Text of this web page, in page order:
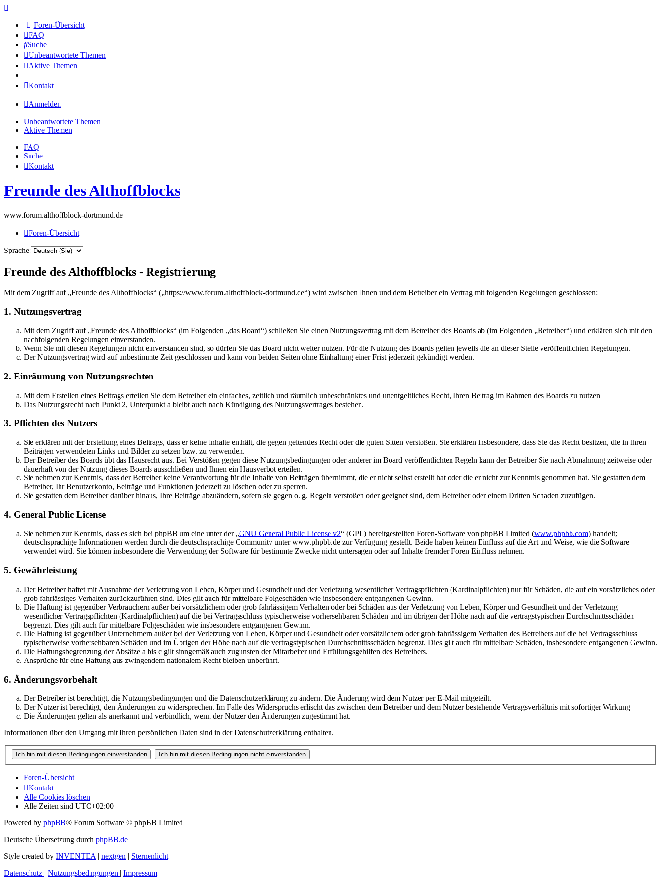
Foren-Übersicht
FAQ
Suche
Unbeantwortete Themen
Aktive Themen
Kontakt
Anmelden
Unbeantwortete Themen
Aktive Themen
FAQ
Suche
Kontakt
Freunde des Althoffblocks
www.forum.althoffblock-dortmund.de
Foren-Übersicht
Sprache:
Freunde des Althoffblocks - Registrierung
Mit dem Zugriff auf „Freunde des Althoffblocks“ („https://www.forum.althoffblock-dortmund.de“) wird zwischen Ihnen und dem Betreiber ein Vertrag mit folgenden Regelungen geschlossen:
1. Nutzungsvertrag
Mit dem Zugriff auf „Freunde des Althoffblocks“ (im Folgenden „das Board“) schließen Sie einen Nutzungsvertrag mit dem Betreiber des Boards ab (im Folgenden „Betreiber“) und erklären sich mit den
nachfolgenden Regelungen einverstanden.
Wenn Sie mit diesen Regelungen nicht einverstanden sind, so dürfen Sie das Board nicht weiter nutzen. Für die Nutzung des Boards gelten jeweils die an dieser Stelle veröffentlichten Regelungen.
Der Nutzungsvertrag wird auf unbestimmte Zeit geschlossen und kann von beiden Seiten ohne Einhaltung einer Frist jederzeit gekündigt werden.
2. Einräumung von Nutzungsrechten
Mit dem Erstellen eines Beitrags erteilen Sie dem Betreiber ein einfaches, zeitlich und räumlich unbeschränktes und unentgeltliches Recht, Ihren Beitrag im Rahmen des Boards zu nutzen.
Das Nutzungsrecht nach Punkt 2, Unterpunkt a bleibt auch nach Kündigung des Nutzungsvertrages bestehen.
3. Pflichten des Nutzers
Sie erklären mit der Erstellung eines Beitrags, dass er keine Inhalte enthält, die gegen geltendes Recht oder die guten Sitten verstoßen. Sie erklären insbesondere, dass Sie das Recht besitzen, die in Ihren
Beiträgen verwendeten Links und Bilder zu setzen bzw. zu verwenden.
Der Betreiber des Boards übt das Hausrecht aus. Bei Verstößen gegen diese Nutzungsbedingungen oder anderer im Board veröffentlichten Regeln kann der Betreiber Sie nach Abmahnung zeitweise oder
dauerhaft von der Nutzung dieses Boards ausschließen und Ihnen ein Hausverbot erteilen.
Sie nehmen zur Kenntnis, dass der Betreiber keine Verantwortung für die Inhalte von Beiträgen übernimmt, die er nicht selbst erstellt hat oder die er nicht zur Kenntnis genommen hat. Sie gestatten dem
Betreiber, Ihr Benutzerkonto, Beiträge und Funktionen jederzeit zu löschen oder zu sperren.
Sie gestatten dem Betreiber darüber hinaus, Ihre Beiträge abzuändern, sofern sie gegen o. g. Regeln verstoßen oder geeignet sind, dem Betreiber oder einem Dritten Schaden zuzufügen.
4. General Public License
Sie nehmen zur Kenntnis, dass es sich bei phpBB um eine unter der „GNU General Public License v2“ (GPL) bereitgestellten Foren-Software von phpBB Limited (www.phpbb.com) handelt;
deutschsprachige Informationen werden durch die deutschsprachige Community unter www.phpbb.de zur Verfügung gestellt. Beide haben keinen Einfluss auf die Art und Weise, wie die Software
verwendet wird. Sie können insbesondere die Verwendung der Software für bestimmte Zwecke nicht untersagen oder auf Inhalte fremder Foren Einfluss nehmen.
5. Gewährleistung
Der Betreiber haftet mit Ausnahme der Verletzung von Leben, Körper und Gesundheit und der Verletzung wesentlicher Vertragspflichten (Kardinalpflichten) nur für Schäden, die auf ein vorsätzliches oder
grob fahrlässiges Verhalten zurückzuführen sind. Dies gilt auch für mittelbare Folgeschäden wie insbesondere entgangenen Gewinn.
Die Haftung ist gegenüber Verbrauchern außer bei vorsätzlichem oder grob fahrlässigem Verhalten oder bei Schäden aus der Verletzung von Leben, Körper und Gesundheit und der Verletzung
wesentlicher Vertragspflichten (Kardinalpflichten) auf die bei Vertragsschluss typischerweise vorhersehbaren Schäden und im übrigen der Höhe nach auf die vertragstypischen Durchschnittsschäden
begrenzt. Dies gilt auch für mittelbare Folgeschäden wie insbesondere entgangenen Gewinn.
Die Haftung ist gegenüber Unternehmern außer bei der Verletzung von Leben, Körper und Gesundheit oder vorsätzlichem oder grob fahrlässigem Verhalten des Betreibers auf die bei Vertragsschluss
typischerweise vorhersehbaren Schäden und im Übrigen der Höhe nach auf die vertragstypischen Durchschnittsschäden begrenzt. Dies gilt auch für mittelbare Schäden, insbesondere entgangenen Gewinn.
Die Haftungsbegrenzung der Absätze a bis c gilt sinngemäß auch zugunsten der Mitarbeiter und Erfüllungsgehilfen des Betreibers.
Ansprüche für eine Haftung aus zwingendem nationalem Recht bleiben unberührt.
6. Änderungsvorbehalt
Der Betreiber ist berechtigt, die Nutzungsbedingungen und die Datenschutzerklärung zu ändern. Die Änderung wird dem Nutzer per E-Mail mitgeteilt.
Der Nutzer ist berechtigt, den Änderungen zu widersprechen. Im Falle des Widerspruchs erlischt das zwischen dem Betreiber und dem Nutzer bestehende Vertragsverhältnis mit sofortiger Wirkung.
Die Änderungen gelten als anerkannt und verbindlich, wenn der Nutzer den Änderungen zugestimmt hat.
Informationen über den Umgang mit Ihren persönlichen Daten sind in der Datenschutzerklärung enthalten.
Foren-Übersicht
Kontakt
Alle Cookies löschen
Alle Zeiten sind UTC+02:00
Powered by phpBB® Forum Software © phpBB Limited
Deutsche Übersetzung durch phpBB.de
Style created by INVENTEA | nextgen | Sternenlicht
Datenschutz | Nutzungsbedingungen | Impressum